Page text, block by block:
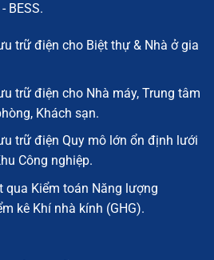
BESS.
trữ điện cho Biệt thự & Nhà ở gia
trữ điện cho Nhà máy, Trung tâm
Khách sạn.
trữ điện Quy mô lớn ổn định lưới
Công nghiệp.
qua Kiểm toán Năng lượng
kê Khí nhà kính (GHG).